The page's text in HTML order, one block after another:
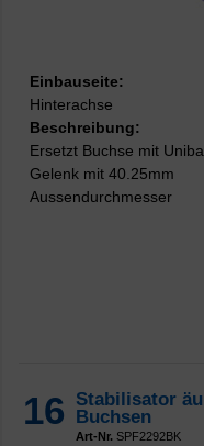
Einbauseite:
Hinterachse
Beschreibung:
Ersetzt Buchse mit
Gelenk mit 40.25mm
Aussendurchmesser
16
Stabilisator
Buchsen
Art-Nr. SPF2292BK